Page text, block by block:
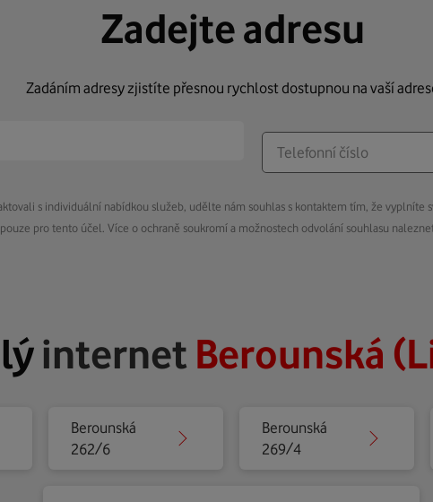
Zadejte adresu
Zadáním adresy zjistíte přesnou rychlost dostupnou na vaší
s individuální nabídkou služeb, udělte nám souhlas s kontaktem tím, že vyplníte
pouze pro tento účel. Více o ochraně soukromí a možnostech odvolání souhlasu
internet Berounská
Berounská
262/6
Berounská
269/4